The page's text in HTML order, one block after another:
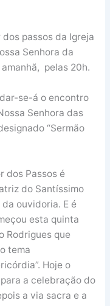
passos da Igreja
Senhora da
pelas 20h.
se-á o encontro
Senhora das
“Sermão
dos Passos é
do Santíssimo
ouvidoria. E é
esta quinta
Rodrigues que
tema
Hoje o
a celebração do
a via sacra e a